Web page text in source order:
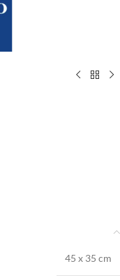
45 x 35 cm